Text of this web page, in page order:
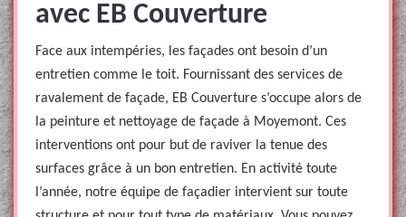
avec EB Couverture
Face aux intempéries, les façades ont besoin d’un
entretien comme le toit. Fournissant des services de
ravalement de façade, EB Couverture s’occupe alors de
la peinture et nettoyage de façade à Moyemont. Ces
interventions ont pour but de raviver la tenue des
surfaces grâce à un bon entretien. En activité toute
l’année, notre équipe de façadier intervient sur toute